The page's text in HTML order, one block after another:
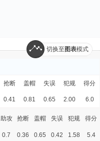
切换至 图表模式
抢断 盖帽 失误 犯规 得分
0.41 0.81 0.65 2.00 6.0
助攻 抢断 盖帽 失误 犯规 得分
0.7 0.36 0.65 0.42 1.58 5.4